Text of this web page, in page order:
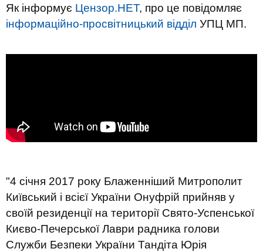
Як інформує Цензор.НЕТ, про це повідомляє
інформаційно-просвітницький відділ УПЦ МП.
"4 січня 2017 року Блаженніший Митрополит
Київський і всієї України Онуфрій прийняв у
своїй резиденції на території Свято-Успенської
Києво-Печерської Лаври радника голови
Служби Безпеки України Тандіта Юрія